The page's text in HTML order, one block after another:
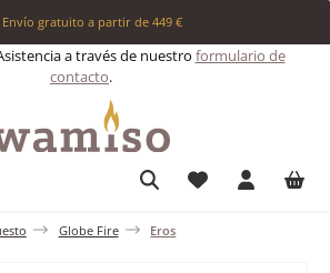
Envío gratuito a partir de 449 €
a través de nuestro formulario de
contacto.
Tienes 0
Globe Fire Eros